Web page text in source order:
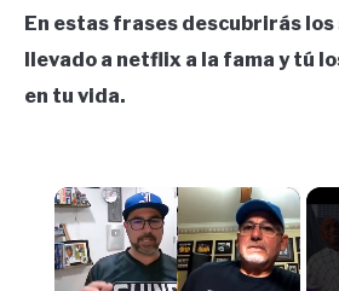
En estas frases descubrirás
llevado a netflix a la fama y tú
en tu vida.
×